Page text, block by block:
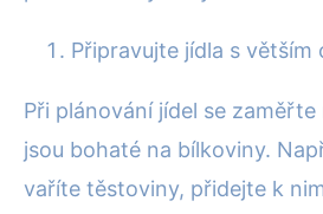
Připravujte jídla s větším
Při plánování jídel se
jsou bohaté na bílkoviny.
vaříte těstoviny, přidejte k